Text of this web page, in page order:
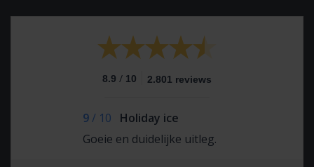
8.9 / 10 2.801 reviews
9/ 10
Holiday ice
Goeie en duidelijke uitleg.